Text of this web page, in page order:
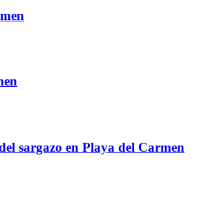
sargazo en Playa del Carmen